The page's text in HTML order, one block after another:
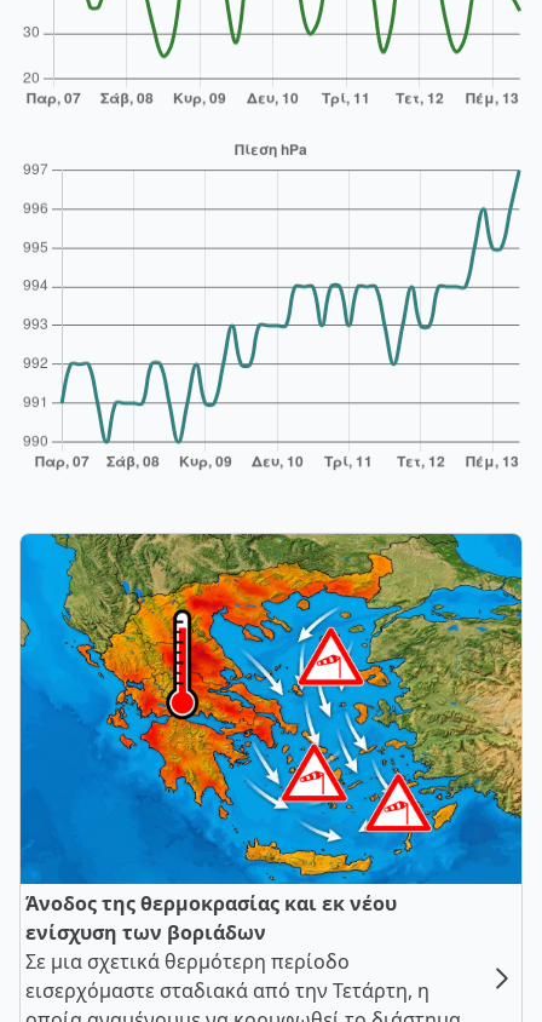
Άνοδος της θερμοκρασίας και εκ νέου
ενίσχυση των βοριάδων
Σε μια σχετικά θερμότερη περίοδο
εισερχόμαστε σταδιακά από την Τετάρτη, η